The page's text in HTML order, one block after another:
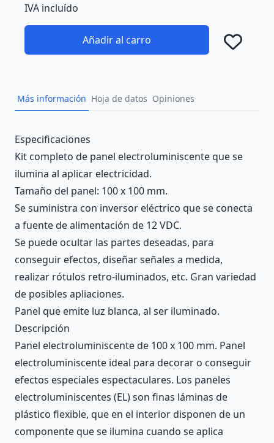
IVA incluído
Añadir al carro
Más información Hoja de datos Opiniones
Description
Especificaciones
Kit completo de panel electroluminiscente que se
ilumina al aplicar electricidad.
Tamaño del panel: 100 x 100 mm.
Se suministra con inversor eléctrico que se conecta
a fuente de alimentación de 12 VDC.
Se puede ocultar las partes deseadas, para
conseguir efectos, diseñar señales a medida,
realizar rótulos retro-iluminados, etc. Gran variedad
de posibles apliaciones.
Panel que emite luz blanca, al ser iluminado.
Descripción
Panel electroluminiscente de 100 x 100 mm. Panel
electroluminiscente ideal para decorar o conseguir
efectos especiales espectaculares. Los paneles
electroluminiscentes (EL) son finas láminas de
plástico flexible, que en el interior disponen de un
componente que se ilumina cuando se aplica